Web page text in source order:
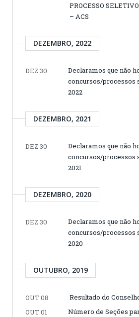
PROCESSO
– ACS
DEZEMBRO, 2022
DEZ 30
Declaramos que não
concursos/processos
2022
DEZEMBRO, 2021
DEZ 30
Declaramos que não
concursos/processos
2021
DEZEMBRO, 2020
DEZ 30
Declaramos que não
concursos/processos
2020
OUTUBRO, 2019
OUT 08
Resultado do
OUT 01
Número de Seções